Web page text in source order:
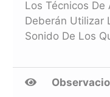
Los Técnicos De
Deberán Utilizar
Sonido De Los